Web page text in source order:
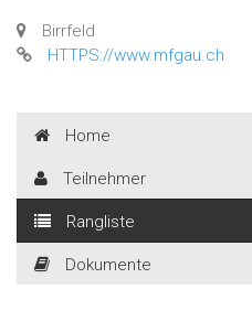
Birrfeld
HTTPS://www.mfgau.ch
Home
Teilnehmer
Rangliste
Dokumente